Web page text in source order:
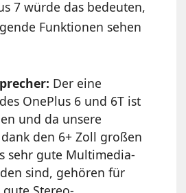
7 würde das bedeuten,
Funktionen sehen
Der eine
OnePlus 6 und 6T ist
und da unsere
den 6+ Zoll großen
sehr gute Multimedia-
sind, gehören für